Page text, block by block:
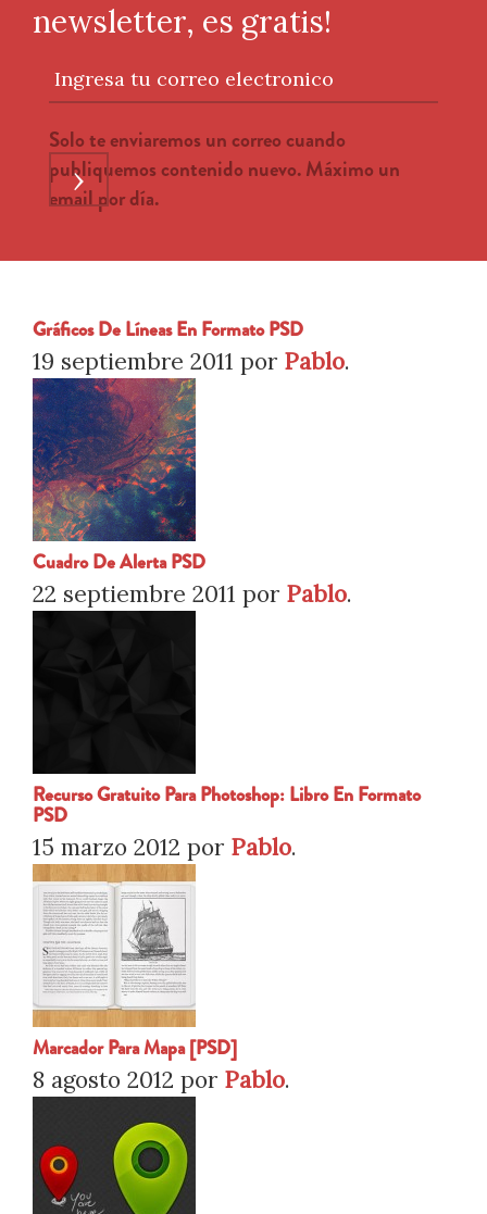
newsletter, es gratis!
Ingresa tu correo electronico
Solo te enviaremos un correo cuando
publiquemos contenido nuevo. Máximo un
email por día.
›
Gráficos De Líneas En Formato PSD
19 septiembre 2011 por Pablo.
Cuadro De Alerta PSD
22 septiembre 2011 por Pablo.
Recurso Gratuito Para Photoshop: Libro En Formato
PSD
15 marzo 2012 por Pablo.
Marcador Para Mapa [PSD]
8 agosto 2012 por Pablo.